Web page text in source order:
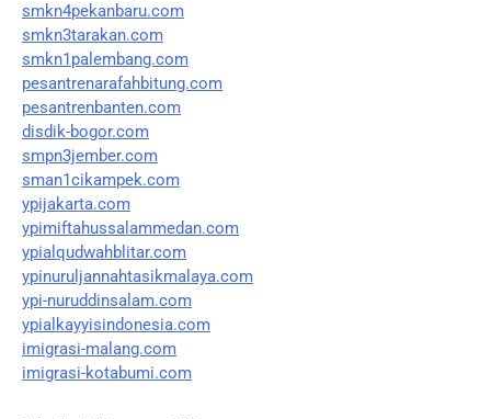
smkn4pekanbaru.com
smkn3tarakan.com
smkn1palembang.com
pesantrenarafahbitung.com
pesantrenbanten.com
disdik-bogor.com
smpn3jember.com
sman1cikampek.com
ypijakarta.com
ypimiftahussalammedan.com
ypialqudwahblitar.com
ypinuruljannahtasikmalaya.com
ypi-nuruddinsalam.com
ypialkayyisindonesia.com
imigrasi-malang.com
imigrasi-kotabumi.com